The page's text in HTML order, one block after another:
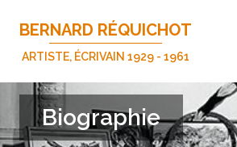
BERNARD RÉQUICHOT
ARTISTE, ÉCRIVAIN 1929 - 1961
Actualités
Les
Biographie